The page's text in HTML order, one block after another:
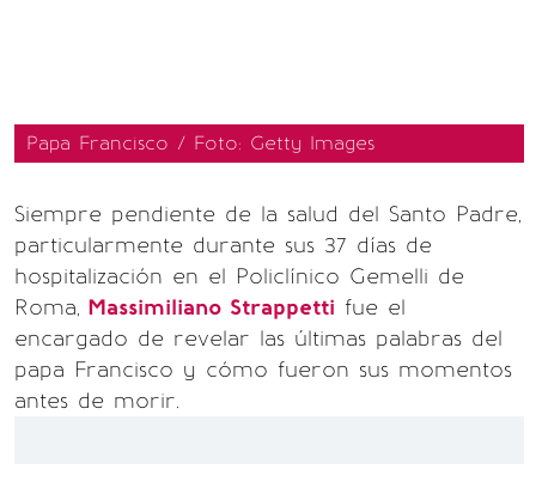
Papa Francisco / Foto: Getty Images
Siempre pendiente de la salud del Santo Padre,
particularmente durante sus 37 días de
hospitalización en el Policlínico Gemelli de
Roma, Massimiliano Strappetti fue el
encargado de revelar las últimas palabras del
papa Francisco y cómo fueron sus momentos
antes de morir.